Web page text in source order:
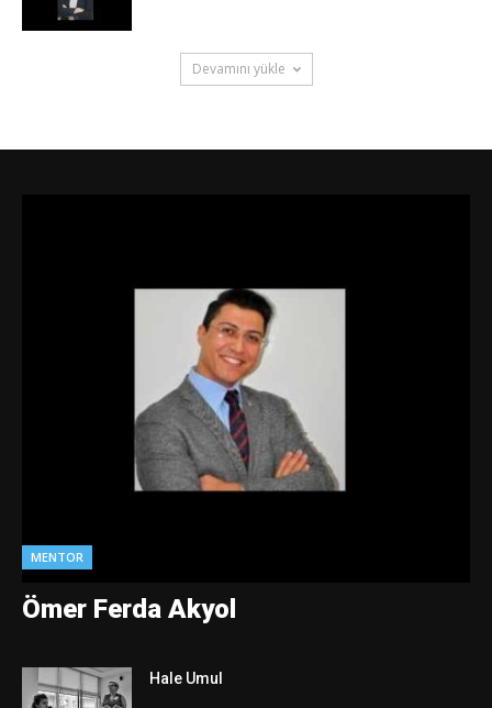
Devamını yükle
MENTOR
Ömer Ferda Akyol
Hale Umul